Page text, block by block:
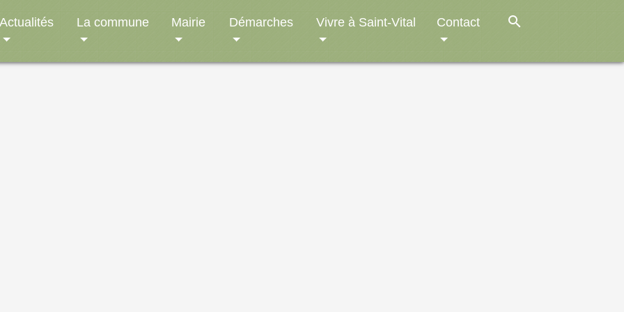
Actualités La commune Mairie Démarches Vivre à Saint-Vital Contact search